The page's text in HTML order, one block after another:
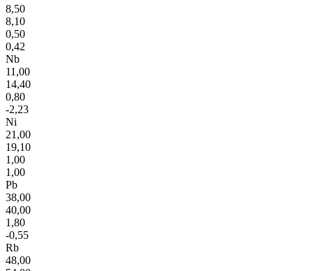
8,50
8,10
0,50
0,42
Nb
11,00
14,40
0,80
-2,23
Ni
21,00
19,10
1,00
1,00
Pb
38,00
40,00
1,80
-0,55
Rb
48,00